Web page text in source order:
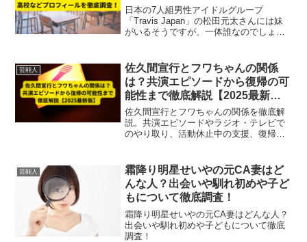
日本の7人組男性アイドルグループ
「Travis Japan」の松田元太さんには妹
がいるそうですが、一体誰なのでしょう
た、二人の兄妹仲やエピソードも併せて
ご紹介しますね。
芸能人
佐久間宣行とフワちゃんの関係
は？共演エピソードから復帰の可
能性まで徹底解説【2025最新
版】
佐久間宣行とフワちゃんの関係を徹底解
説。共演エピソードやラジオ・テレビで
のやり取り、活動休止中の支援、復帰の
芸能人
霜降り明星せいやの元CA妻はど
んな人？出会いや馴れ初めや子ど
もについて徹底調査！
霜降り明星せいやの元CA妻はどんな人？
出会いや馴れ初めや子どもについて徹底
調査！